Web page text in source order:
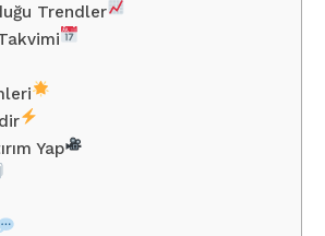
Trendler
Yap